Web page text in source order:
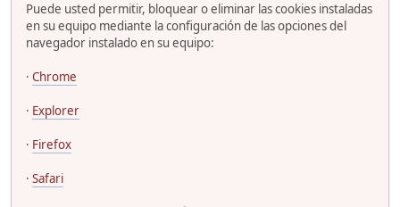
Puede usted permitir, bloquear o eliminar las cookies instaladas
en su equipo mediante la configuración de las opciones del
navegador instalado en su equipo:
· Chrome
· Explorer
· Firefox
· Safari